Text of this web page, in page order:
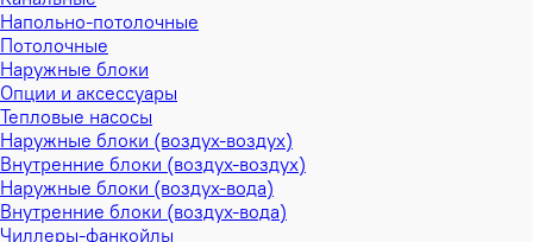
Напольно-потолочные
Потолочные
Наружные блоки
Опции и аксессуары
Тепловые насосы
Наружные блоки (воздух-воздух)
Внутренние блоки (воздух-воздух)
Наружные блоки (воздух-вода)
Внутренние блоки (воздух-вода)
Чиллеры-фанкойлы